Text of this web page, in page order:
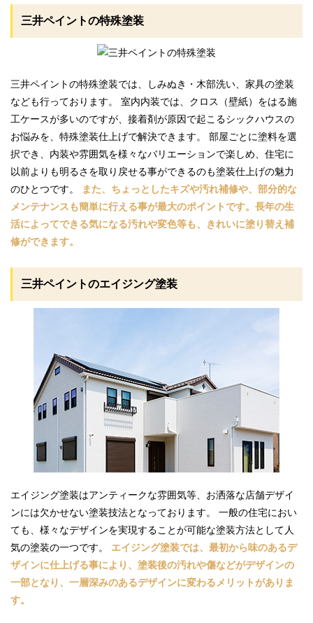
三井ペイントの特殊塗装
三井ペイントの特殊塗装では、しみぬき・木部洗い、家具の塗装
なども行っております。 室内内装では、クロス（壁紙）をはる施
工ケースが多いのですが、接着剤が原因で起こるシックハウスの
お悩みを、特殊塗装仕上げで解決できます。 部屋ごとに塗料を選
択でき、内装や雰囲気を様々なバリエーションで楽しめ、住宅に
以前よりも明るさを取り戻せる事ができるのも塗装仕上げの魅力
のひとつです。
また、ちょっとしたキズや汚れ補修や、部分的な
メンテナンスも簡単に行える事が最大のポイントです。長年の生
活によってできる気になる汚れや変色等も、きれいに塗り替え補
修ができます。
三井ペイントのエイジング塗装
エイジング塗装はアンティークな雰囲気等、お洒落な店舗デザイ
ンには欠かせない塗装技法となっております。 一般の住宅におい
ても、様々なデザインを実現することが可能な塗装方法として人
気の塗装の一つです。
エイジング塗装では、最初から味のあるデ
ザインに仕上げる事により、塗装後の汚れや傷などがデザインの
一部となり、一層深みのあるデザインに変わるメリットがありま
す。